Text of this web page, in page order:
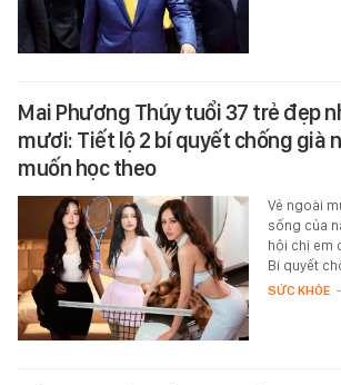
Mai Phương Thúy tuổi 37 trẻ đẹp
mươi: Tiết lộ 2 bí quyết chống già
muốn học theo
Vẻ ngoài
sống của
hội chị em
Bí quyết
SỨC KHỎE -